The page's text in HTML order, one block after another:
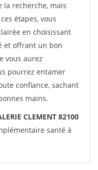
la recherche, mais
étapes, vous
en choisissant
et offrant un bon
vous aurez
pourrez entamer
confiance, sachant
mains.
CLEMENT 82100
santé à